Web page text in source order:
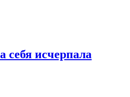
себя исчерпала